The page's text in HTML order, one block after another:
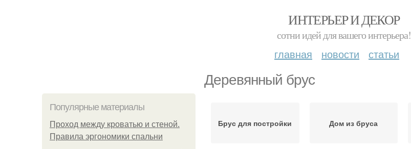
ИНТЕРЬЕР И ДЕКОР
сотни идей для вашего интерьера!
главная новости статьи
Деревянный брус
Популярные материалы
Проход между кроватью и стеной.
Правила эргономики спальни
Брус для постройки Дом из бруса